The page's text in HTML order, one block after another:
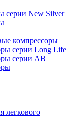
серии New Silver
компрессоры
серии Long Life
серии AB
легкового